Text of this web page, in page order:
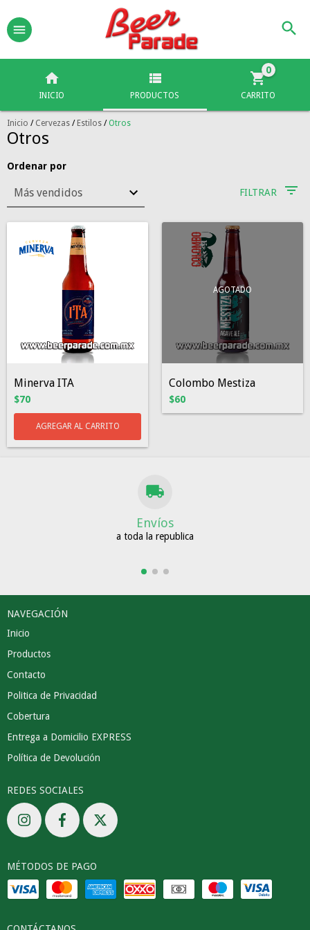
INICIO PRODUCTOS CARRITO
0
Inicio / Cervezas / Estilos / Otros
Otros
Ordenar por
FILTRAR
Minerva ITA
$70
AGOTADO
Colombo Mestiza
$60
Envíos
a toda la republica
NAVEGACIÓN
Inicio
Productos
Contacto
Politica de Privacidad
Cobertura
Entrega a Domicilio EXPRESS
Política de Devolución
REDES SOCIALES
MÉTODOS DE PAGO